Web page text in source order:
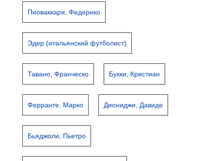
Пиоваккари, Федерико
Эдер (итальянский футболист)
Тавано, Франческо Букки, Кристиан
Ферранте, Марко Диониджи, Давиде
Бьяджоли, Пьетро